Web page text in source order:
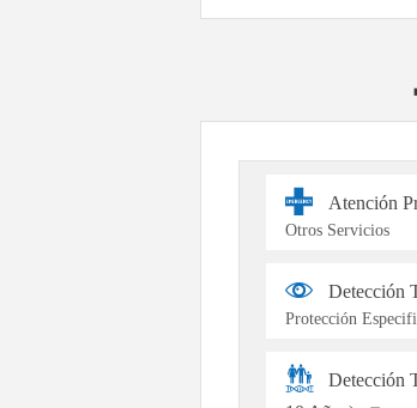
Atención
Otros Servicios
Detección
Protección
Detección